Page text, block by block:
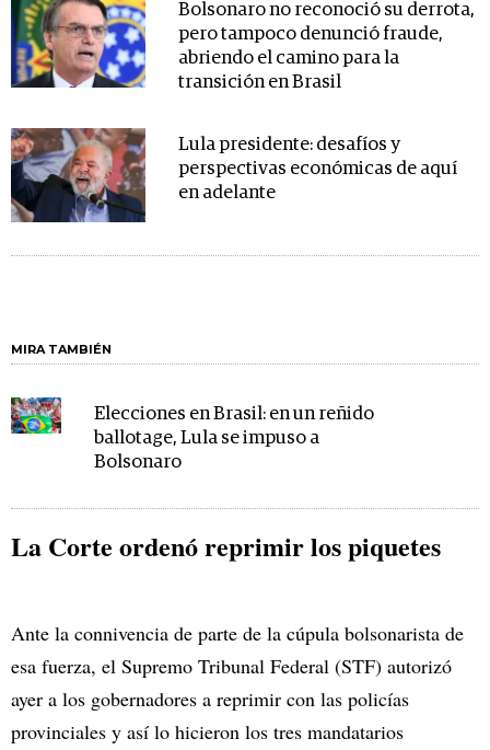
Bolsonaro no reconoció su derrota,
pero tampoco denunció fraude,
abriendo el camino para la
transición en Brasil
Lula presidente: desafíos y
perspectivas económicas de aquí
en adelante
MIRA TAMBIÉN
Elecciones en Brasil: en un reñido
ballotage, Lula se impuso a
Bolsonaro
La Corte ordenó reprimir los piquetes
Ante la connivencia de parte de la cúpula bolsonarista de
esa fuerza, el Supremo Tribunal Federal (STF) autorizó
ayer a los gobernadores a reprimir con las policías
provinciales y así lo hicieron los tres mandatarios